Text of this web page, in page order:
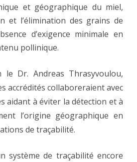
et géographique du miel,
et l’élimination des grains de
d’exigence minimale en
pollinique.
le Dr. Andreas Thrasyvoulou,
accrédités collaboreraient avec
aidant à éviter la détection et à
l’origine géographique en
de traçabilité.
système de traçabilité encore